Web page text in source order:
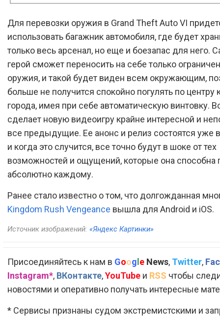
Для перевозки оружия в Grand Theft Auto VI
использовать багажник автомобиля, где будет
только весь арсенал, но еще и боезапас для него.
герой сможет переносить на себе только
оружия, и такой будет виден всем окружающим,
больше не получится спокойно погулять по центру
города, имея при себе автоматическую винтовку.
сделает новую видеоигру крайне интересной и
все предыдущие. Ее анонс и релиз состоятся уже
и когда это случится, все точно будут в шоке от тех
возможностей и ощущений, которые она способна
абсолютно каждому.
Ранее стало известно о том, что долгожданная
Kingdom Rush Vengeance вышла для Android и iOS.
Источник изображений: «Яндекс Картинки»
Присоединяйтесь к нам в Google News, Twitter,
Instagram*, ВКонтакте,YouTube и RSS чтобы
новостями и оперативно получать интересные
* Сервисы признаны судом экстремистскими и